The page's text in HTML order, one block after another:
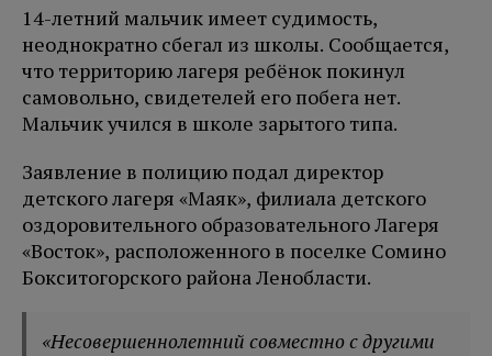
14-летний мальчик имеет судимость,
неоднократно сбегал из школы. Сообщается,
что территорию лагеря ребёнок покинул
самовольно, свидетелей его побега нет.
Мальчик учился в школе зарытого типа.
Заявление в полицию подал директор
детского лагеря «Маяк», филиала детского
оздоровительного образовательного Лагеря
«Восток», расположенного в поселке Сомино
Бокситогорского района Ленобласти.
«Несовершеннолетний совместно с другими